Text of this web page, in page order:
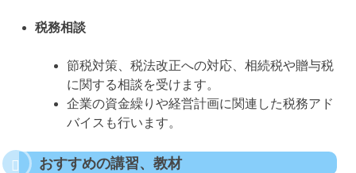
税務相談
節税対策、税法改正への対応、相続税や贈与税
に関する相談を受けます。
企業の資金繰りや経営計画に関連した税務アド
バイスも行います。
おすすめの講習、教材